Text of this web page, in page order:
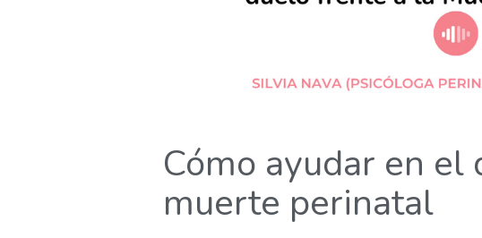
Cómo ayudar en
muerte perinatal